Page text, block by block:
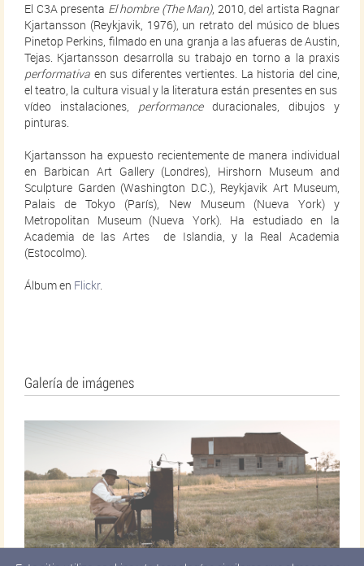
El C3A presenta El hombre (The Man), 2010, del artista Ragnar
Kjartansson (Reykjavik, 1976), un retrato del músico de blues
Pinetop Perkins, filmado en una granja a las afueras de Austin,
Tejas. Kjartansson desarrolla su trabajo en torno a la praxis
performativa en sus diferentes vertientes. La historia del cine,
el teatro, la cultura visual y la literatura están presentes en sus
vídeo instalaciones, performance duracionales, dibujos y
pinturas.
Kjartansson ha expuesto recientemente de manera individual
en Barbican Art Gallery (Londres), Hirshorn Museum and
Sculpture Garden (Washington D.C.), Reykjavik Art Museum,
Palais de Tokyo (París), New Museum (Nueva York) y
Metropolitan Museum (Nueva York). Ha estudiado en la
Academia de las Artes de Islandia, y la Real Academia
(Estocolmo).
Álbum en Flickr.
Galería de imágenes